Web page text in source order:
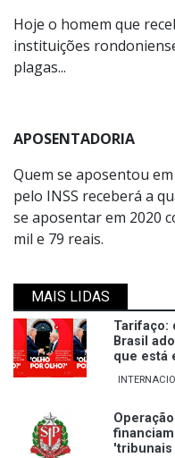
Hoje o homem que
instituições
plagas...
APOSENTADORIA
Quem se aposentou
pelo INSS receberá a
se aposentar em 2020
mil e 79 reais.
MAIS LIDAS
Tarifaço:
Brasil
que está